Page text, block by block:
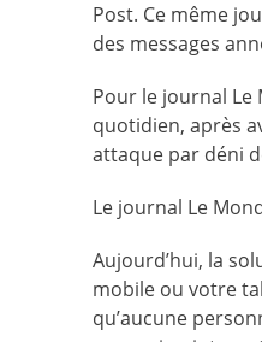
Post. Ce même
des messages
Pour le journal Le
quotidien, après
attaque par déni
Le journal Le
Aujourd’hui, la
mobile ou votre
qu’aucune